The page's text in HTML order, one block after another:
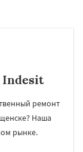
Indesit
ремонт
Наша
рынке.